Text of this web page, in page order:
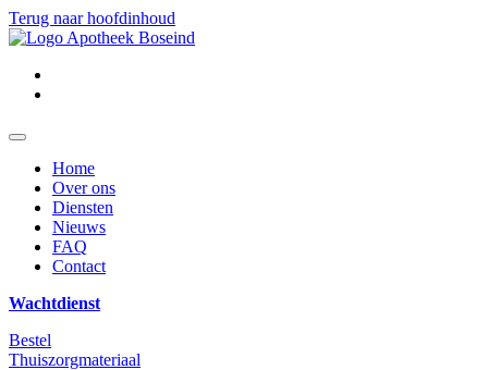
Terug naar hoofdinhoud
Home
Over ons
Diensten
Nieuws
FAQ
Contact
Wachtdienst
Bestel
Thuiszorgmateriaal